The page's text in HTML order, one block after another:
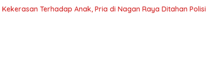
Terhadap Anak, Pria di Nagan Raya Ditahan Polisi